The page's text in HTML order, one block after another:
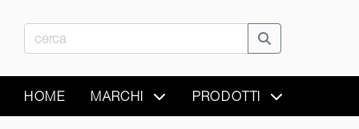
HOME MARCHI PRODOTTI